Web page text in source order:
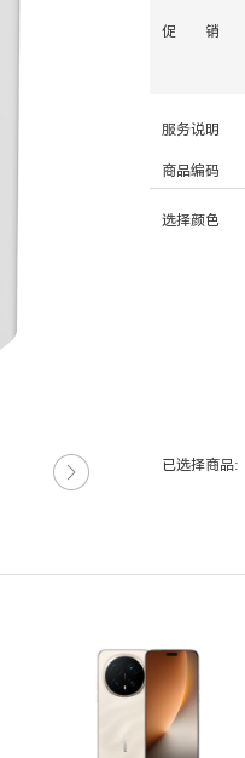
促 销
服务说明
商品编码
选择颜色
已选择商品: